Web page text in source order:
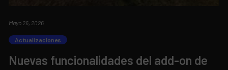
Mayo 26, 2026
Actualizaciones
Nuevas funcionalidades del add-on de